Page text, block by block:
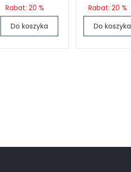
Rabat: 20 %
Do koszyka
Rabat: 20 %
Do koszyka